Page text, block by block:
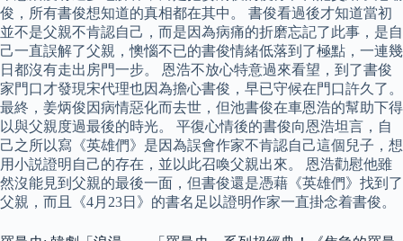
俊，所有書俊想知道的真相都在其中。 書俊看過後才知道當初
並不是父親不肯認自己，而是因為病痛的折磨忘記了此事，是自
己一直誤解了父親，懊惱不已的書俊情緒低落到了極點，一連幾
日都沒有走出房門一步。 恩浩不放心特意過來看望，到了書俊
家門口才發現宋代理也因為擔心書俊，早已守候在門口許久了。
最終，姜炳俊因病情惡化而去世，但池書俊在車恩浩的幫助下得
以與父親度過最後的時光。 平復心情後的書俊向恩浩坦言，自
己之所以寫《英雄們》是因為誤會作家不肯認自己這個兒子，想
用小説證明自己的存在，並以此召喚父親出來。 恩浩勸慰他雖
然沒能見到父親的最後一面，但書俊還是憑藉《英雄們》找到了
父親，而且《4月23日》的書名足以證明作家一直掛念着書俊。